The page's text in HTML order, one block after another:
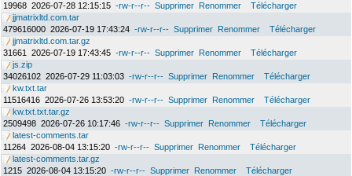
19968 2026-07-28 12:15:15 -rw-r--r-- Supprimer Renommer
Télécharger
jjmatrixltd.com.tar
479616000 2026-07-19 17:43:24 -rw-r--r-- Supprimer Renommer
Télécharger
jjmatrixltd.com.tar.gz
31661
2026-07-19 17:43:45 -rw-r--r-- Supprimer Renommer
Télécharger
js.zip
34026102 2026-07-29 11:03:03 -rw-r--r-- Supprimer Renommer
Télécharger
kw.txt.tar
11516416 2026-07-26 13:53:20 -rw-r--r-- Supprimer Renommer
Télécharger
kw.txt.txt.tar.gz
2509498 2026-07-26 10:17:46 -rw-r--r-- Supprimer Renommer
Télécharger
latest-comments.tar
11264 2026-08-04 13:15:20 -rw-r--r-- Supprimer Renommer
Télécharger
latest-comments.tar.gz
1215 2026-08-04 13:15:20 -rw-r--r-- Supprimer Renommer
Télécharger